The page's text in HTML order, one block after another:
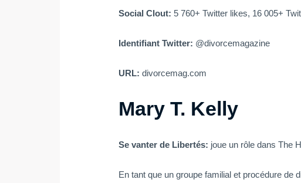
Social Clout: 5 760+ Twitter likes, 16 005+
Identifiant Twitter: @divorcemagazine
URL:divorcemag.com
Mary T. Kelly
Se vanter de Libertés: joue un rôle dans The
En tant que un groupe familial et procédure de